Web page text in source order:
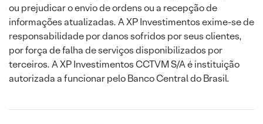
ou prejudicar o envio de ordens ou a recepção de
informações atualizadas. A XP Investimentos exime-se de
responsabilidade por danos sofridos por seus clientes,
por força de falha de serviços disponibilizados por
terceiros. A XP Investimentos CCTVM S/A é instituição
autorizada a funcionar pelo Banco Central do Brasil.